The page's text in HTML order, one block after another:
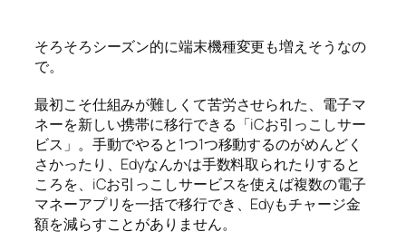
そろそろシーズン的に端末機種変更も増えそうなの
で。
最初こそ仕組みが難しくて苦労させられた、電子マ
ネーを新しい携帯に移行できる「iCお引っこしサー
ビス」。手動でやると1つ1つ移動するのがめんどく
さかったり、Edyなんかは手数料取られたりすると
ころを、iCお引っこしサービスを使えば複数の電子
マネーアプリを一括で移行でき、Edyもチャージ金
額を減らすことがありません。